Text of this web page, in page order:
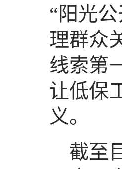
“阳光
理群众
线索第
让低保
义。
截至